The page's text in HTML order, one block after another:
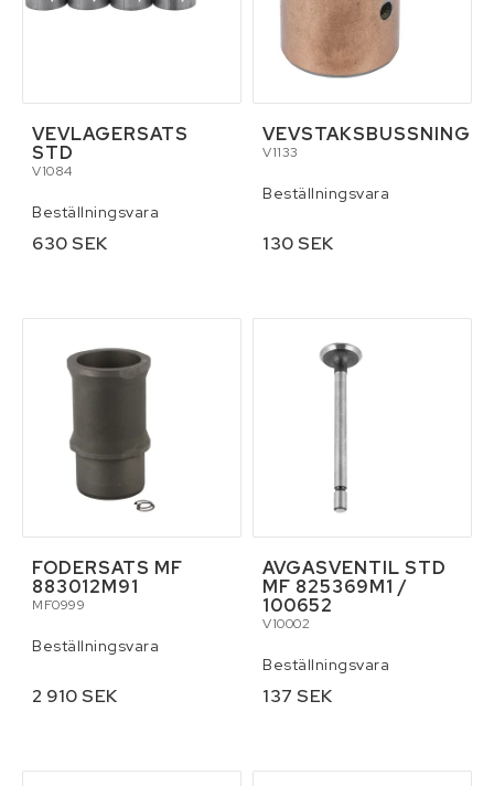
VEVLAGERSATS
STD
V1084
Beställningsvara
630 SEK
VEVSTAKSBUSSNING
V1133
Beställningsvara
130 SEK
FODERSATS MF
883012M91
MF0999
Beställningsvara
2 910 SEK
AVGASVENTIL STD
MF 825369M1 /
100652
V10002
Beställningsvara
137 SEK